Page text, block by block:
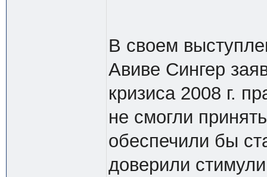
В своем
Авиве Сингер
кризиса 2008 г.
не смогли
обеспечили бы
доверили